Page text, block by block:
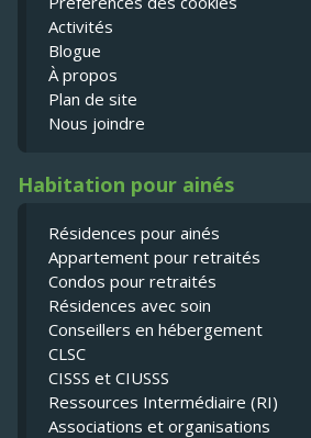
Activités
Blogue
À propos
Plan de site
Nous joindre
Habitation pour ainés
Résidences pour ainés
Appartement pour retraités
Condos pour retraités
Résidences avec soin
Conseillers en hébergement
CLSC
CISSS et CIUSSS
Ressources Intermédiaire (RI)
Associations et organisations